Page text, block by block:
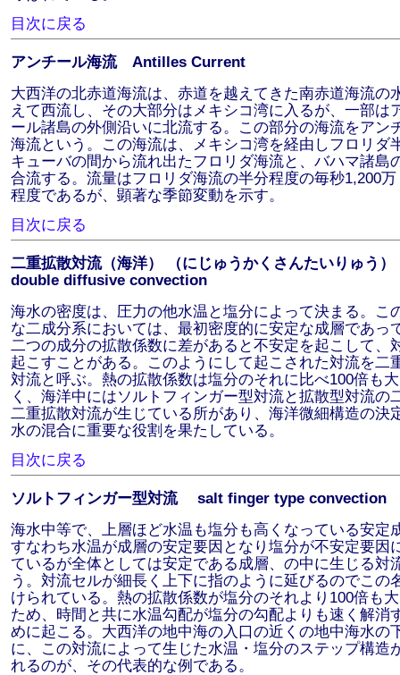
目次に戻る
アンチール海流 Antilles Current
大西洋の北赤道海流は、赤道を越えてきた南赤道海流の
えて西流し、その大部分はメキシコ湾に入るが、一部は
ール諸島の外側沿いに北流する。この部分の海流をアン
海流という。この海流は、メキシコ湾を経由しフロリダ
キューバの間から流れ出たフロリダ海流と、バハマ諸島
合流する。流量はフロリダ海流の半分程度の毎秒1,200万
程度であるが、顕著な季節変動を示す。
目次に戻る
二重拡散対流（海洋） （にじゅうかくさんたいりゅう
double diffusive convection
海水の密度は、圧力の他水温と塩分によって決まる。こ
な二成分系においては、最初密度的に安定な成層であっ
二つの成分の拡散係数に差があると不安定を起こして、
起こすことがある。このようにして起こされた対流を二
対流と呼ぶ。熱の拡散係数は塩分のそれに比べ100倍も
く、海洋中にはソルトフィンガー型対流と拡散型対流の
二重拡散対流が生じている所があり、海洋微細構造の決
水の混合に重要な役割を果たしている。
目次に戻る
ソルトフィンガー型対流 salt finger type convection
海水中等で、上層ほど水温も塩分も高くなっている安定
すなわち水温が成層の安定要因となり塩分が不安定要因
ているが全体としては安定である成層、の中に生じる対
う。対流セルが細長く上下に指のように延びるのでこの
けられている。熱の拡散係数が塩分のそれより100倍も
ため、時間と共に水温勾配が塩分の勾配よりも速く解消
めに起こる。大西洋の地中海の入口の近くの地中海水の
に、この対流によって生じた水温・塩分のステップ構造
れるのが、その代表的な例である。